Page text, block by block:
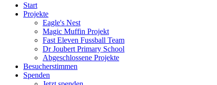
Start
Projekte
Eagle's Nest
Magic Muffin Projekt
Fast Eleven Fussball Team
Dr Joubert Primary School
Abgeschlossene Projekte
Besucherstimmen
Spenden